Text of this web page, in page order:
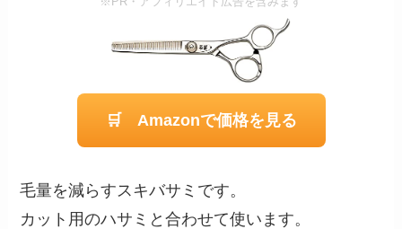
🛒 Amazonで価格を見る
毛量を減らすスキバサミです。
カット用のハサミと合わせて使います。